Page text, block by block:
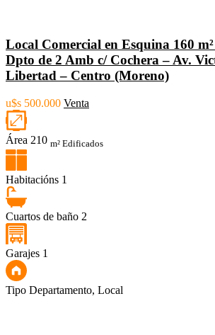
Local Comercial en Esquina 160
Dpto de 2 Amb c/ Cochera – Av.
Libertad – Centro (Moreno)
u$s 500.000 Venta
Área 210 m² Edificados
Habitacións 1
Cuartos de baño 2
Garajes 1
Tipo Departamento, Local